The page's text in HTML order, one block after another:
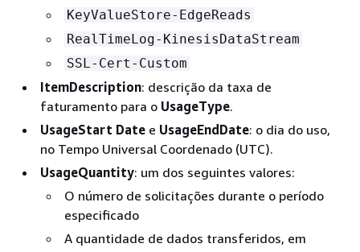
KeyValueStore-EdgeReads
RealTimeLog-KinesisDataStream
SSL-Cert-Custom
ItemDescription: descrição da taxa de
faturamento para o UsageType.
UsageStart Date e UsageEndDate: o dia do uso,
no Tempo Universal Coordenado (UTC).
UsageQuantity: um dos seguintes valores:
O número de solicitações durante o período
especificado
A quantidade de dados transferidos, em